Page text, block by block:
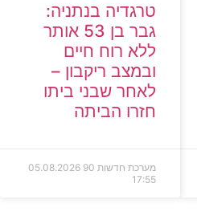
טרגדיה בנתניה:
גבר בן 53 אותר
ללא רוח חיים
ובמצב ריקבון –
לאחר שבני ביתו
חזרו הביתה
מערכת חדשות 90
05.08.2026
17:55